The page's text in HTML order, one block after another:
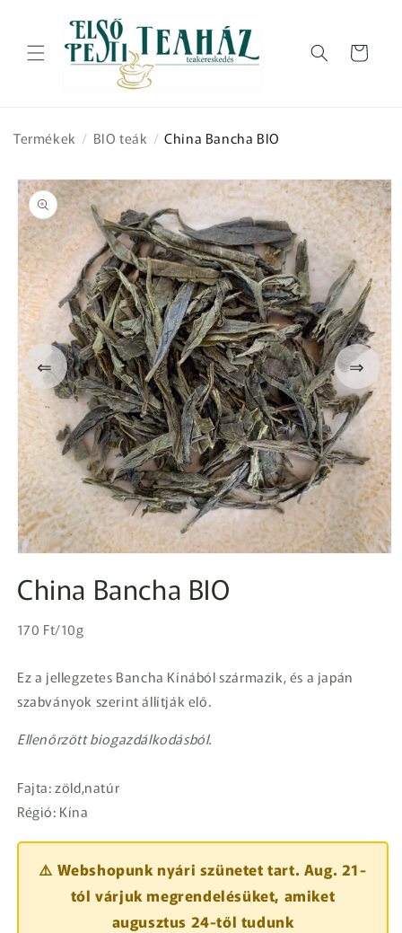
tartalomhoz
Kosár
Termékek / BIO teák / China Bancha BIO
⇐
Kihagyás, és
ugrás a
termékadatokra
megnyitása
a
párbeszédpanelen
⇒
China Bancha BIO
Normál
Egységár
170 Ft/10g
Ez a jellegzetes Bancha Kínából származik, és a japán
szabványok szerint állítják elő.
Ellenőrzött biogazdálkodásból.
Fajta: zöld,natúr
Régió: Kína
⚠️ Webshopunk nyári szünetet tart. Aug. 21-
tól várjuk megrendelésüket, amiket
augusztus 24-től tudunk